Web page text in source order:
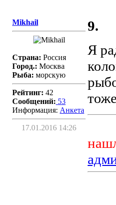
Mikhail
Страна: Россия
Город.: Москва
Рыба: морскую
Рейтинг: 42
Сообщений: 53
Информация: Aнкета
17.01.2016 14:26
9.
Я